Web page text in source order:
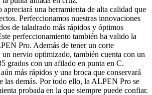
una herramienta de alta calidad que
Perfeccionamos nuestras innovaciones
de taladrado más rápidos y óptimos
perfeccionamiento también ha valido la
Pro. Además de tener un corte
nervio optimizado, también cuenta con un
grados con un afilado en punta en C.
más rápidos y una broca que conservará
las demás. Por todo ello, la ALPEN Pro se
probada en la que siempre puede confiar.